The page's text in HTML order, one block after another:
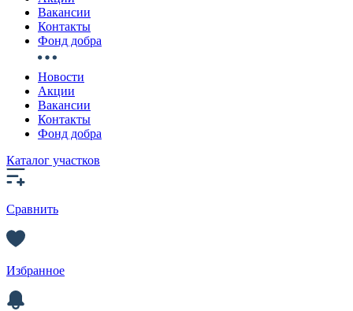
Вакансии
Контакты
Фонд добра
Новости
Акции
Вакансии
Контакты
Фонд добра
Каталог участков
Сравнить
Избранное